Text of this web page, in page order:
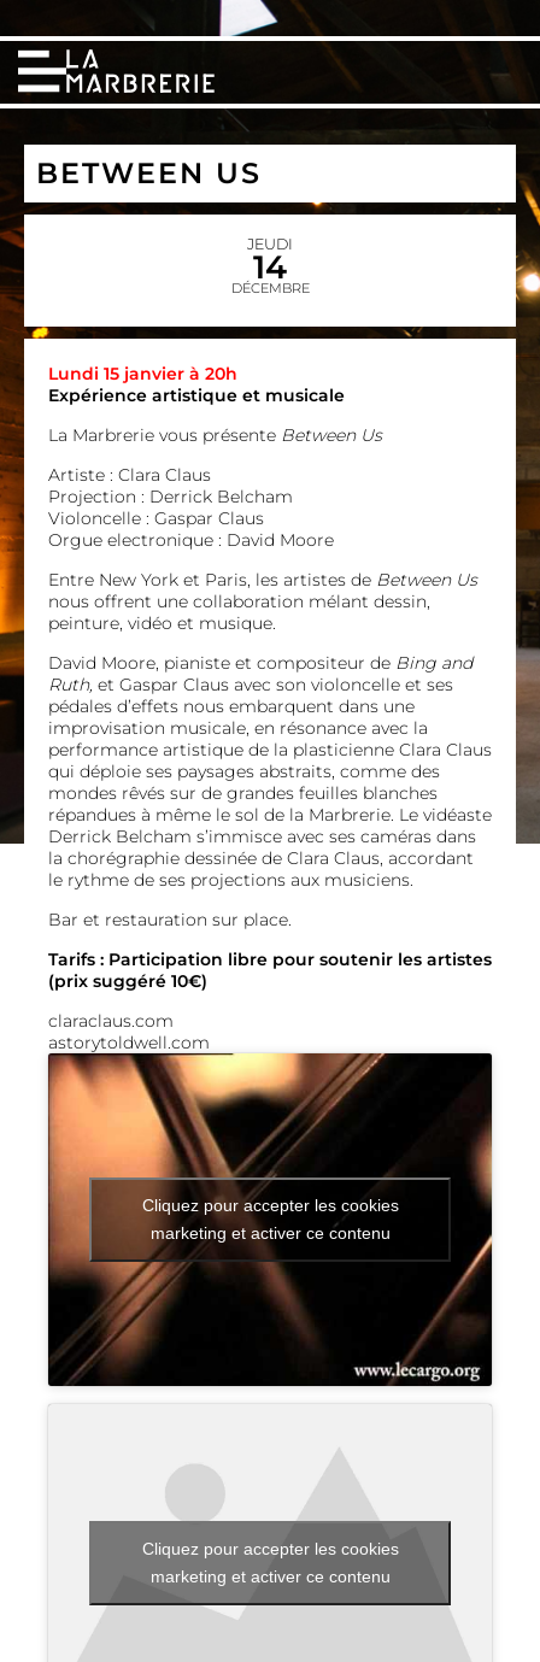
BETWEEN US
JEUDI
14
DÉCEMBRE
Lundi 15 janvier à 20h
Expérience artistique et musicale
La Marbrerie vous présente Between Us
Artiste : Clara Claus
Projection : Derrick Belcham
Violoncelle : Gaspar Claus
Orgue electronique : David Moore
Entre New York et Paris, les artistes de Between Us
nous offrent une collaboration mélant dessin,
peinture, vidéo et musique.
David Moore, pianiste et compositeur de Bing and
Ruth, et Gaspar Claus avec son violoncelle et ses
pédales d’effets nous embarquent dans une
improvisation musicale, en résonance avec la
performance artistique de la plasticienne Clara Claus
qui déploie ses paysages abstraits, comme des
mondes rêvés sur de grandes feuilles blanches
répandues à même le sol de la Marbrerie. Le vidéaste
Derrick Belcham s’immisce avec ses caméras dans
la chorégraphie dessinée de Clara Claus, accordant
le rythme de ses projections aux musiciens.
Bar et restauration sur place.
Tarifs : Participation libre pour soutenir les artistes
(prix suggéré 10€)
claraclaus.com
astorytoldwell.com
Cliquez pour accepter les cookies
marketing et activer ce contenu
Cliquez pour accepter les cookies
marketing et activer ce contenu